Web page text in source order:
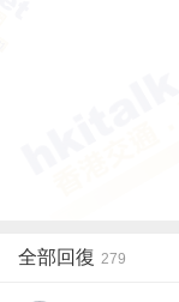
全部回復 279